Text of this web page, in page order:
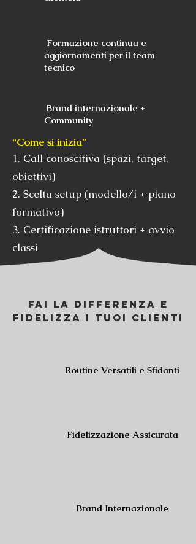
Formazione continua e
aggiornamenti per il team
tecnico
Brand internazionale +
Community
“Come si inizia”
1. Call conoscitiva (spazi, target,
obiettivi)
2. Scelta setup (modello/i + piano
formativo)
3. Certificazione istruttori + avvio
classi
Fai la Differenza e
Fidelizza i tuoi clienti
Routine Versatili e Sfidanti
Fidelizzazione Assicurata
Brand Internazionale